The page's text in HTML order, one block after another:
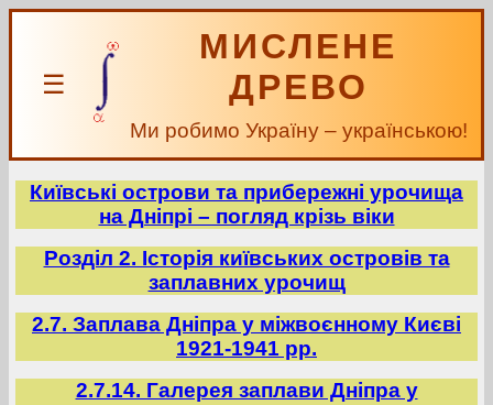
☰
МИСЛЕНЕ
ДРЕВО
Ми робимо Україну – українською!
Київські острови та прибережні урочища
на Дніпрі – погляд крізь віки
Розділ 2. Історія київських островів та
заплавних урочищ
2.7. Заплава Дніпра у міжвоєнному Києві
1921-1941 рр.
2.7.14. Галерея заплави Дніпра у